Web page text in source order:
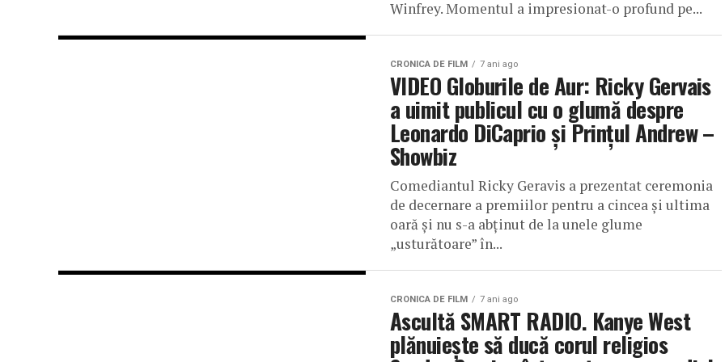
Winfrey. Momentul a impresionat-o profund pe...
CRONICA DE FILM 7 ani ago
VIDEO Globurile de Aur: Ricky Gervais
a uimit publicul cu o glumă despre
Leonardo DiCaprio și Prințul Andrew –
Showbiz
Comediantul Ricky Geravis a prezentat ceremonia
de decernare a premiilor pentru a cincea și ultima
oară și nu s-a abținut de la unele glume
„usturătoare” în...
CRONICA DE FILM 7 ani ago
Ascultă SMART RADIO. Kanye West
plănuieşte să ducă corul religios